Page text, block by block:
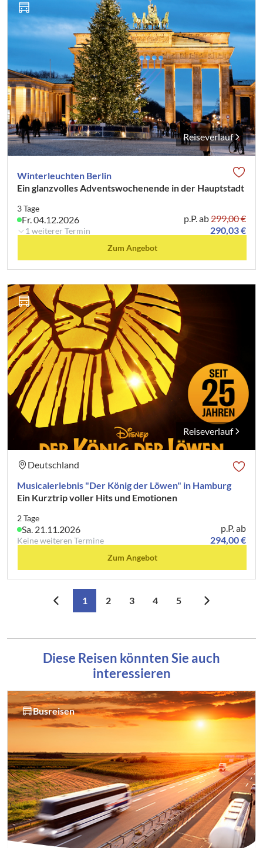
Reiseverlauf
Winterleuchten Berlin
Ein glanzvolles Adventswochenende in der Hauptstadt
3 Tage
Fr. 04.12.2026
1 weiterer Termin
p.P. ab299,00 €
290,03 €
Zum Angebot
Reiseverlauf
Deutschland
Musicalerlebnis "Der König der Löwen" in Hamburg
Ein Kurztrip voller Hits und Emotionen
2 Tage
Sa. 21.11.2026
Keine weiteren Termine
p.P. ab
294,00 €
Zum Angebot
1 2 3 4 5
Diese Reisen könnten Sie auch
interessieren
Busreisen